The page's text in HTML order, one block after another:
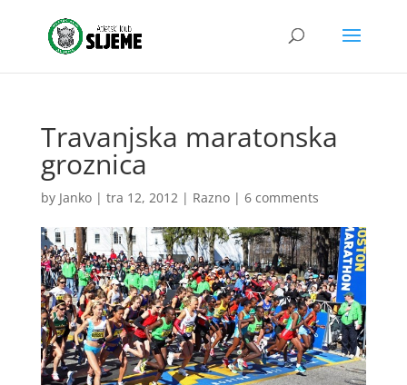
Travanjska maratonska
groznica
by Janko| tra 12, 2012| Razno| 6 comments